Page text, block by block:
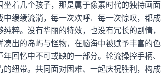
坐着几个孩子，那是属于像素时代的独特画
缓缓流淌，每一次欢呼、每一次惊叹，都成
粹。没有华丽的特效，也没有冗长的剧情
出的岛屿与怪物，在脑海中被赋予丰富的色
年回忆中不可或缺的一部分。轮流操控手柄
纽带。共同面对困难、一起庆祝胜利，构成